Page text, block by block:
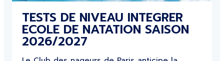
TESTS DE NIVEAU INTEGRER
ECOLE DE NATATION SAISON
2026/2027